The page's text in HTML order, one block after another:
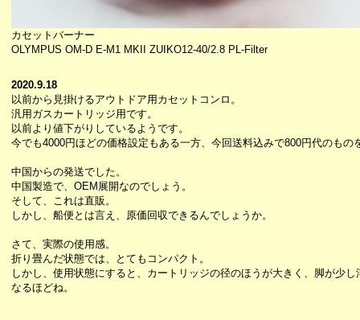
カセットバーナー
OLYMPUS OM-D E-M1 MKII ZUIKO12-40/2.8 PL-Filter
2020.9.18
以前から見掛けるアウトドア用カセットコンロ。
汎用ガスカートリッジ用です。
以前より値下がりしているようです。
今でも4000円ほどの価格設定もある一方、今回送料込みで800円代のもの
中国からの発送でした。
中国製造で、OEM展開なのでしょう。
そして、これは直販。
しかし、船便とは言え、原価回収できるんでしょうか。
さて、実際の使用感。
折り畳んだ状態では、とてもコンパクト。
しかし、使用状態にすると、カートリッジの径のほうが大きく、脚が少
なるほどね。